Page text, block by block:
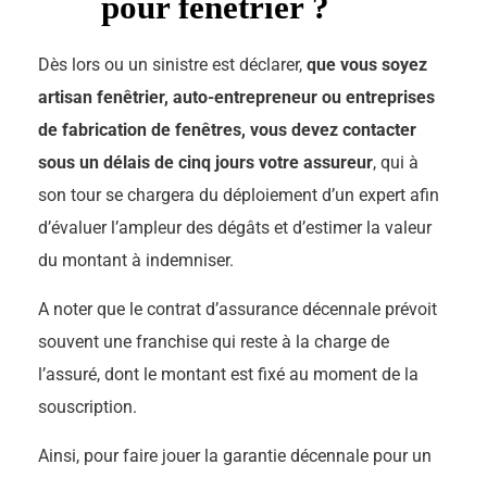
Dès lors ou un sinistre est déclarer, que vous soyez
artisan fenêtrier, auto-entrepreneur ou entreprises
de fabrication de fenêtres, vous devez contacter
sous un délais de cinq jours votre assureur, qui à
son tour se chargera du déploiement d’un expert afin
d’évaluer l’ampleur des dégâts et d’estimer la valeur
du montant à indemniser.
A noter que le contrat d’assurance décennale prévoit
souvent une franchise qui reste à la charge de
l’assuré, dont le montant est fixé au moment de la
souscription.
Ainsi, pour faire jouer la garantie décennale pour un